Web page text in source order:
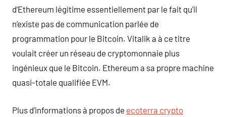
d’Ethereum légitime essentiellement par le fait qu’il
n’existe pas de communication parlée de
programmation pour le Bitcoin. Vitalik a à ce titre
voulait créer un réseau de cryptomonnaie plus
ingénieux que le Bitcoin. Ethereum a sa propre machine
quasi-totale qualifiée EVM.
Plus d’informations à propos de ecoterra crypto